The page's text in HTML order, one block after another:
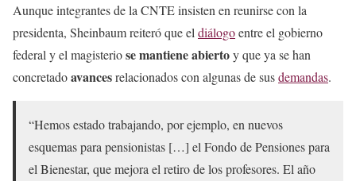
Aunque integrantes de la CNTE insisten en reunirse con la
presidenta, Sheinbaum reiteró que el diálogoentre el gobierno
federal y el magisteriose mantiene abiertoy que ya se han
concretadoavancesrelacionados con algunas de susdemandas.
“Hemos estado trabajando, por ejemplo, en nuevos
esquemas para pensionistas […] el Fondo de Pensiones para
el Bienestar, que mejora el retiro de los profesores. El año